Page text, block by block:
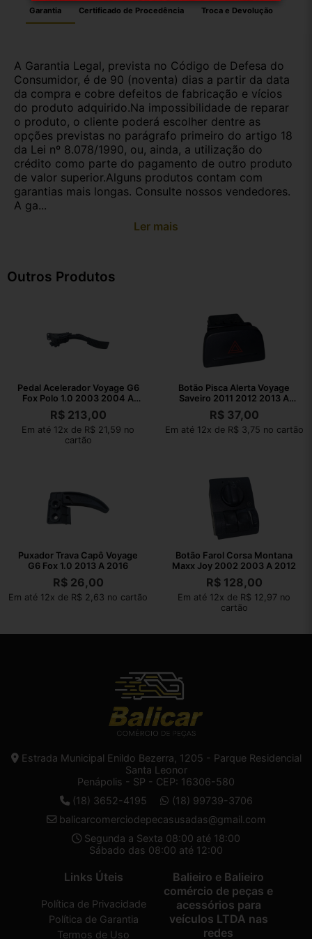
Garantia Certificado de Procedência Troca e Devolução
A Garantia Legal, prevista no Código de Defesa do
Consumidor, é de 90 (noventa) dias a partir da data
da compra e cobre defeitos de fabricação e vícios
do produto adquirido.Na impossibilidade de reparar
o produto, o cliente poderá escolher dentre as
opções previstas no parágrafo primeiro do artigo 18
da Lei nº 8.078/1990, ou, ainda, a utilização do
crédito como parte do pagamento de outro produto
de valor superior.Alguns produtos contam com
garantias mais longas. Consulte nossos vendedores.
A ga...
Ler mais
Outros Produtos
Pedal Acelerador Voyage G6
Fox Polo 1.0 2003 2004 A
2023
R$213,00
Em até 12x de R$ 21,59 no
cartão
Botão Pisca Alerta Voyage
Saveiro 2011 2012 2013 A
2016
R$37,00
Em até 12x de R$ 3,75 no cartão
Puxador Trava Capô Voyage
G6 Fox 1.0 2013 A 2016
R$26,00
Em até 12x de R$ 2,63 no cartão
Botão Farol Corsa Montana
Maxx Joy 2002 2003 A 2012
R$128,00
Em até 12x de R$ 12,97 no
cartão
Estrada Municipal Enildo Bezerra, 1205 - Parque Residencial
Santa Leonor
Penápolis - SP - CEP: 16306-580
(18) 3652-4195
(18) 99739-3706
balicarcomerciodepecasusadas@gmail.com
Segunda a Sexta 08:00 até 18:00
Sábado das 08:00 até 12:00
Links Úteis
Política de Privacidade
Política de Garantia
Termos de Uso
Balieiro e Balieiro
comércio de peças e
acessórios para
veículos LTDA nas
redes